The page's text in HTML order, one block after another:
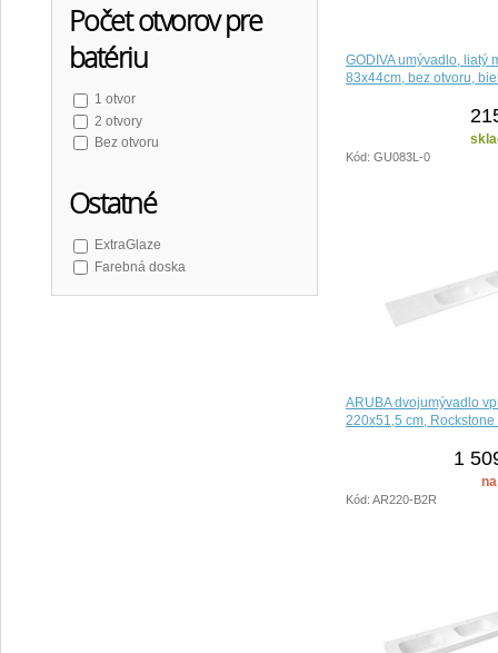
Počet otvorov pre
batériu
1 otvor
2 otvory
Bez otvoru
Ostatné
ExtraGlaze
Farebná doska
GODIVA umývadlo, liatý
83x44cm, bez otvoru,
Kód: GU083L-0
ARUBA dvojumývadlo
220x51,5 cm,
1
Kód: AR220-B2R